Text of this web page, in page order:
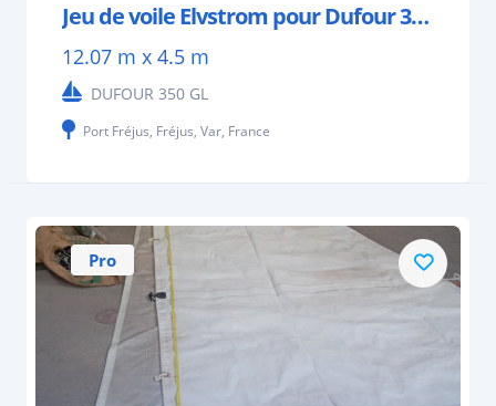
Jeu de voile Elvstrom pour Dufour 350 GL
12.07 m x 4.5 m
DUFOUR 350 GL
Port Fréjus, Fréjus, Var, France
Pro